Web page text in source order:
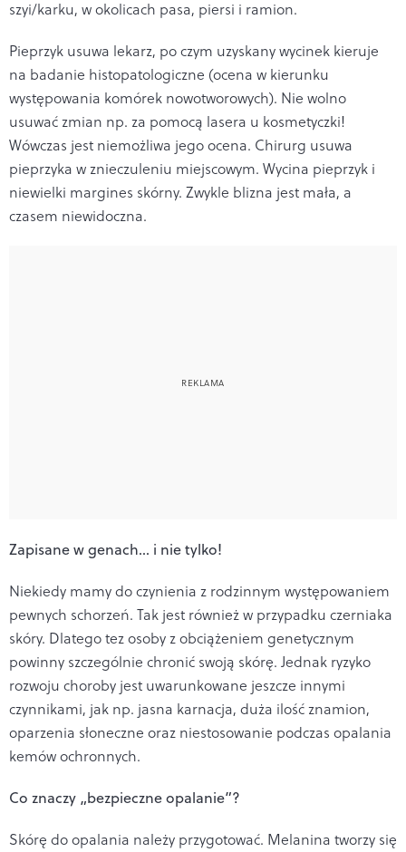
szyi/karku, w okolicach pasa, piersi i ramion.
Pieprzyk usuwa lekarz, po czym uzyskany wycinek kieruje
na badanie histopatologiczne (ocena w kierunku
występowania komórek nowotworowych). Nie wolno
usuwać zmian np. za pomocą lasera u kosmetyczki!
Wówczas jest niemożliwa jego ocena. Chirurg usuwa
pieprzyka w znieczuleniu miejscowym. Wycina pieprzyk i
niewielki margines skórny. Zwykle blizna jest mała, a
czasem niewidoczna.
Zapisane w genach… i nie tylko!
Niekiedy mamy do czynienia z rodzinnym występowaniem
pewnych schorzeń. Tak jest również w przypadku czerniaka
skóry. Dlatego tez osoby z obciążeniem genetycznym
powinny szczególnie chronić swoją skórę. Jednak ryzyko
rozwoju choroby jest uwarunkowane jeszcze innymi
czynnikami, jak np. jasna karnacja, duża ilość znamion,
oparzenia słoneczne oraz niestosowanie podczas opalania
kemów ochronnych.
Co znaczy „bezpieczne opalanie”?
Skórę do opalania należy przygotować. Melanina tworzy się